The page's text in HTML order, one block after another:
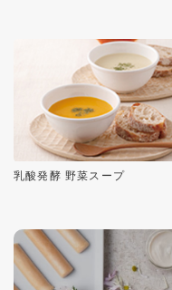
乳酸発酵 野菜スープ